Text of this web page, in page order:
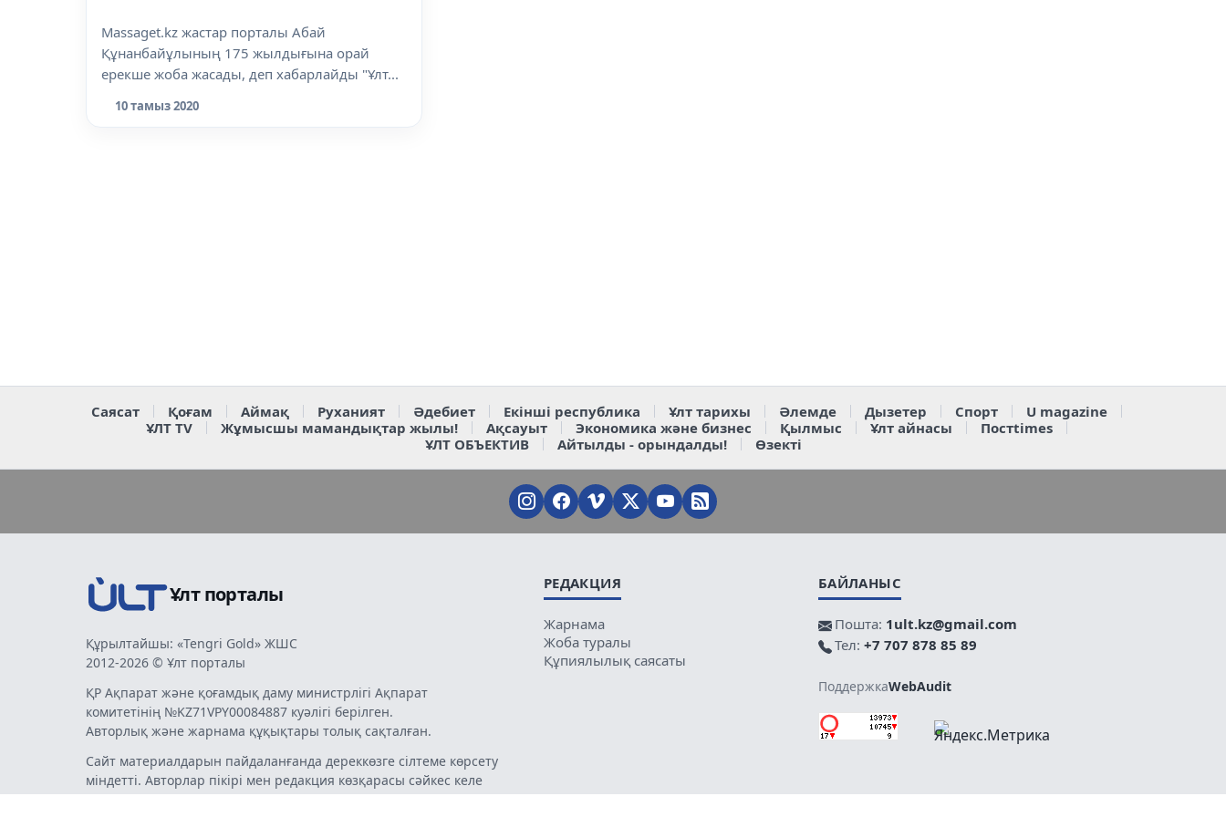
Massaget.kz жастар порталы Абай
Құнанбайұлының 175 жылдығына орай
ерекше жоба жасады, деп хабарлайды "Ұлт...
10 тамыз 2020
Саясат Қоғам Аймақ Руханият Әдебиет Екінші республика Ұлт тарихы Әлемде Дызетер Спорт
U magazine
ҰЛТ TV
Жұмысшы мамандықтар жылы! Ақсауыт Экономика және бизнес Қылмыс Ұлт айнасы
Постtimes
ҰЛТ ОБЪЕКТИВ
Айтылды - орындалды! Өзекті
Ұлт порталы
Құрылтайшы: «Tengri Gold» ЖШС
2012-2026 © Ұлт порталы
ҚР Ақпарат және қоғамдық даму министрлігі Ақпарат
комитетінің №KZ71VPY00084887 куәлігі берілген.
Авторлық және жарнама құқықтары толық сақталған.
Сайт материалдарын пайдаланғанда дереккөзге сілтеме көрсету
міндетті. Авторлар пікірі мен редакция көзқарасы сәйкес келе
бермеуі мүмкін. Жарнама мен хабарландырулардың мазмұнына
РЕДАКЦИЯ
Жарнама
Жоба туралы
Құпиялылық саясаты
БАЙЛАНЫС
Пошта: 1ult.kz@gmail.com
Тел: +7 707 878 85 89
ПоддержкаWebAudit